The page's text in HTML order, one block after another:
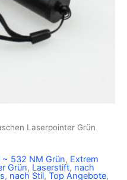
Laserpointer Grün
532 NM Grün, Extrem
Grün, Laserstift, nach
, nach Stil, Top Angebote,